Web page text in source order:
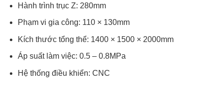
Hành trình trục Z: 280mm
Phạm vi gia công: 110 × 130mm
Kích thước tổng thể: 1400 × 1500 × 2000mm
Áp suất làm việc: 0.5 – 0.8MPa
Hệ thống điều khiển: CNC